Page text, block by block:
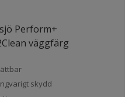
Perform+
väggfärg
skydd